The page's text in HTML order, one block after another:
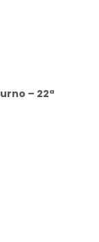
– 22ª